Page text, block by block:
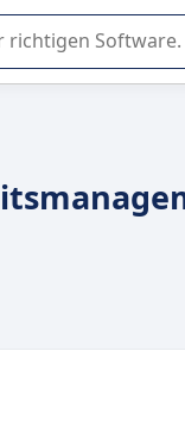
von SaaS-